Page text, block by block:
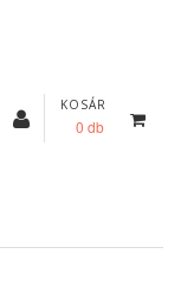
KOSÁR
0 db